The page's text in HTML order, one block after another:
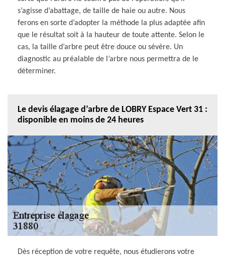
s’agisse d’abattage, de taille de haie ou autre. Nous
ferons en sorte d’adopter la méthode la plus adaptée afin
que le résultat soit à la hauteur de toute attente. Selon le
cas, la taille d’arbre peut être douce ou sévère. Un
diagnostic au préalable de l’arbre nous permettra de le
déterminer.
Le devis élagage d’arbre de LOBRY Espace Vert 31 :
disponible en moins de 24 heures
Dès réception de votre requête, nous étudierons votre